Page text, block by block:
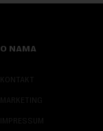
O NAMA
KONTAKT
MARKETING
IMPRESSUM